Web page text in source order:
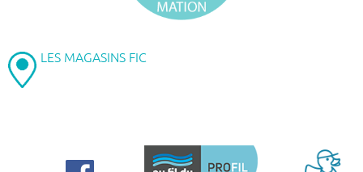
LES MAGASINS FIC